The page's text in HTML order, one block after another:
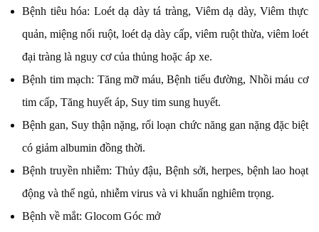
Bệnh tiêu hóa: Loét dạ dày tá tràng, Viêm dạ dày, Viêm thực
quản, miệng nối ruột, loét dạ dày cấp, viêm ruột thừa, viêm loét
đại tràng là nguy cơ của thủng hoặc áp xe.
Bệnh tim mạch: Tăng mỡ máu, Bệnh tiểu đường, Nhồi máu cơ
tim cấp, Tăng huyết áp, Suy tim sung huyết.
Bệnh gan, Suy thận nặng, rối loạn chức năng gan nặng đặc biệt
có giảm albumin đồng thời.
Bệnh truyền nhiễm: Thủy đậu, Bệnh sởi, herpes, bệnh lao hoạt
động và thể ngủ, nhiễm virus và vi khuẩn nghiêm trọng.
Bệnh về mắt: Glocom Góc mở